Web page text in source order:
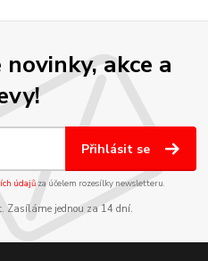
akce a
Přihlásit se
údajůza účelem rozesílky newsletteru.
Zasíláme jednou za 14 dní.